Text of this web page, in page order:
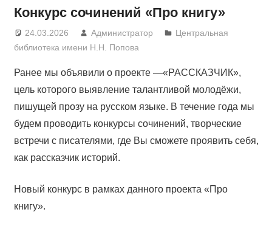
Конкурс сочинений «Про книгу»
24.03.2026 Администратор
Центральная
библиотека имени Н.Н. Попова
Ранее мы объявили о проекте —«РАССКАЗЧИК»,
цель которого выявление талантливой молодёжи,
пишущей прозу на русском языке. В течение года мы
будем проводить конкурсы сочинений, творческие
встречи с писателями, где Вы сможете проявить себя,
как рассказчик историй.
Новый конкурс в рамках данного проекта «Про
книгу».